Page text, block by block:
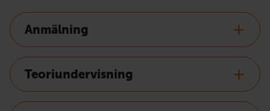
Anmälning
Teoriundervisning